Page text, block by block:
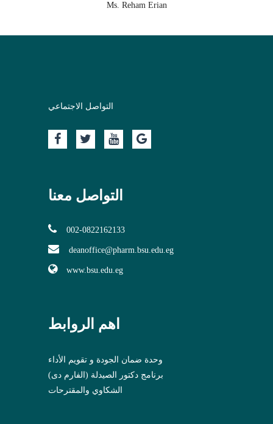
Ms. Reham Erian
التواصل الاجتماعي
التواصل معنا
002-0822162133
deanoffice@pharm.bsu.edu.eg
www.bsu.edu.eg
اهم الروابط
وحدة ضمان الجودة و تقويم الأداء
برنامج دكتور الصيدلة (الفارم دى)
الشكاوي والمقترحات